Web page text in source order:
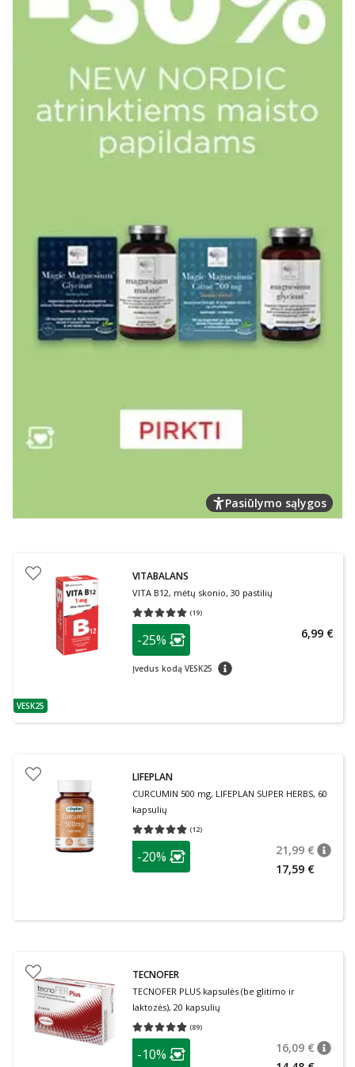
Pasiūlymo sąlygos
patarimas
VESK25
VITABALANS
VITA B12, mėtų skonio, 30 pastilių
(19)
Vidutinis įvertinimas 5.00
patarimas
Lojalumo klubo narių nuolaida
-25%
Įvedus kodą VESK25 patarimas
6,99 €
LIFEPLAN
CURCUMIN 500 mg, LIFEPLAN SUPER HERBS, 60
kapsulių
(12)
Vidutinis įvertinimas 4.83
patarimas
Lojalumo klubo narių nuolaida
-20% 21,99 €
17,59 €
TECNOFER
TECNOFER PLUS kapsulės (be glitimo ir
laktozės), 20 kapsulių
(89)
Vidutinis įvertinimas 4.81
patarimas
Lojalumo klubo narių nuolaida
-10% 16,09 €